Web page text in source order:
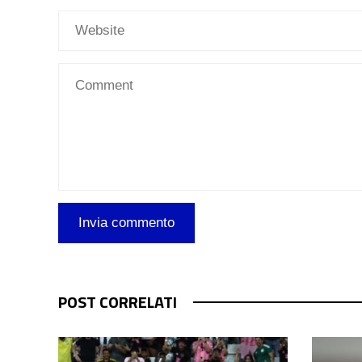
POST CORRELATI